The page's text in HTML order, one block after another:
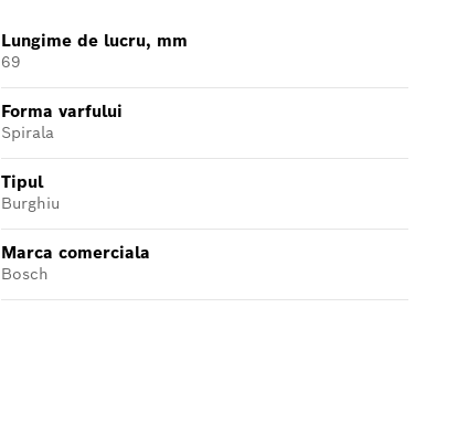
Lungime de lucru, mm
69
Forma varfului
Spirala
Tipul
Burghiu
Marca comerciala
Bosch